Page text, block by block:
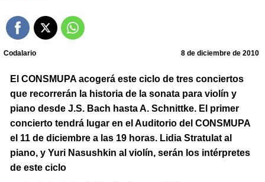
Codalario 8 de diciembre de 2010
El CONSMUPA acogerá este ciclo de tres conciertos
que recorrerán la historia de la sonata para violín y
piano desde J.S. Bach hasta A. Schnittke. El primer
concierto tendrá lugar en el Auditorio del CONSMUPA
el 11 de diciembre a las 19 horas. Lidia Stratulat al
piano, y Yuri Nasushkin al violín, serán los intérpretes
de este ciclo